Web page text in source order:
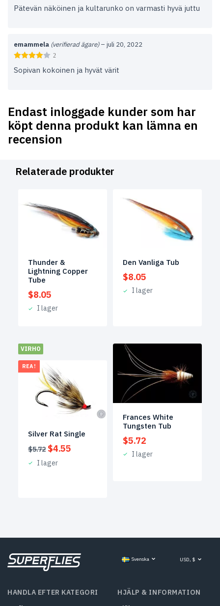
Pätevän näköinen ja kultarunko on varmasti hyvä juttu
2
emammela (verifierad ägare) – juli 20, 2022
Sopivan kokoinen ja hyvät värit
Endast inloggade kunder som har
köpt denna produkt kan lämna en
recension
Relaterade produkter
Thunder &
Lightning Copper
Tube
$8.05
I lager
Den Vanliga Tub
$8.05
I lager
VIRHO
REA!
Silver Rat Single
$5.72 Det
ursprungliga
priset
$4.55
I lager
Frances White
Tungsten Tub
$5.72
I lager
Svenska USD, $
HANDLA EFTER KATEGORI
HJÄLP & INFORMATION